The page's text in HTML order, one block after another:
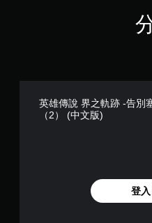
英雄傳說 界之軌跡 -告別
（2） (中文版)
登